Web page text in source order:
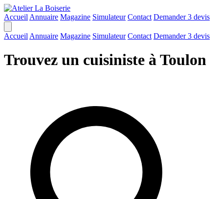
Accueil Annuaire Magazine Simulateur Contact Demander 3 devis
Accueil Annuaire Magazine Simulateur Contact Demander 3 devis
Trouvez un cuisiniste à Toulon